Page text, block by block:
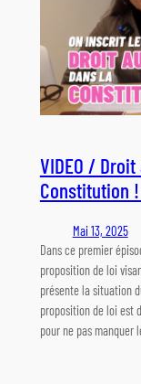
VIDEO /
Constitution
Mai 13, 2025
Dans ce premier
proposition de loi
présente la situation
proposition de loi est
pour ne pas manquer